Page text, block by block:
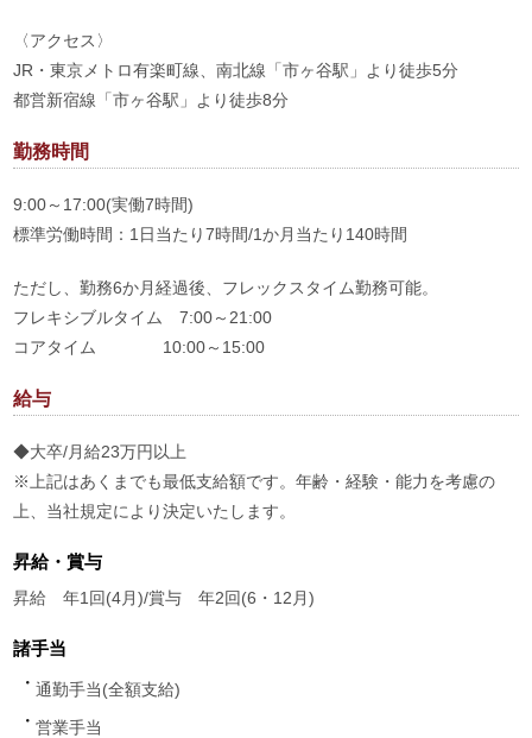
〈アクセス〉
JR・東京メトロ有楽町線、南北線「市ヶ谷駅」より徒歩5分
都営新宿線「市ヶ谷駅」より徒歩8分
勤務時間
9:00～17:00(実働7時間)
標準労働時間：1日当たり7時間/1か月当たり140時間
ただし、勤務6か月経過後、フレックスタイム勤務可能。
フレキシブルタイム 7:00～21:00
コアタイム 10:00～15:00
給与
◆大卒/月給23万円以上
※上記はあくまでも最低支給額です。年齢・経験・能力を考慮の
上、当社規定により決定いたします。
昇給・賞与
昇給 年1回(4月)/賞与 年2回(6・12月)
諸手当
通勤手当(全額支給)
営業手当